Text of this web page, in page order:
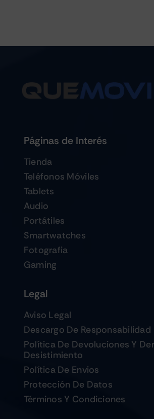
Páginas de Interés
Tienda
Teléfonos Móviles
Tablets
Audio
Portátiles
Smartwatches
Fotografia
Gaming
Legal
Aviso Legal
Descargo De Responsabilidad
Política De Devoluciones Y
Desistimiento
Política De Envios
Protección De Datos
Términos Y Condiciones